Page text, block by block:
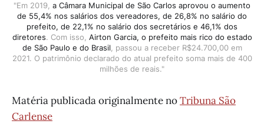
"Em 2019, a Câmara Municipal de São Carlos aprovou o aumento
de 55,4% nos salários dos vereadores, de 26,8% no salário do
prefeito, de 22,1% no salário dos secretários e 46,1% dos
diretores. Com isso, Airton Garcia, o prefeito mais rico do estado
de São Paulo e do Brasil, passou a receber R$24.700,00 em
2021. O patrimônio declarado do atual prefeito soma mais de 400
milhões de reais."
Matéria publicada originalmente noTribuna São
Carlense